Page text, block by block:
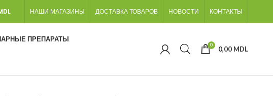
НАШИ МАГАЗИНЫ ДОСТАВКА ТОВАРОВ НОВОСТИ КОНТАКТЫ
ПРЕПАРАТЫ
0 0,00 MDL